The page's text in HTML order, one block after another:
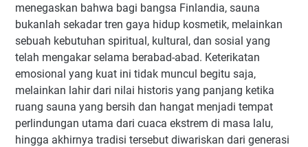
menegaskan bahwa bagi bangsa Finlandia, sauna
bukanlah sekadar tren gaya hidup kosmetik, melainkan
sebuah kebutuhan spiritual, kultural, dan sosial yang
telah mengakar selama berabad-abad. Keterikatan
emosional yang kuat ini tidak muncul begitu saja,
melainkan lahir dari nilai historis yang panjang ketika
ruang sauna yang bersih dan hangat menjadi tempat
perlindungan utama dari cuaca ekstrem di masa lalu,
hingga akhirnya tradisi tersebut diwariskan dari generasi